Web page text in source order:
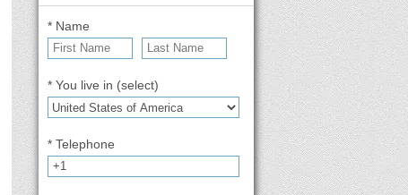
* Name
* You live in (select)
* Telephone